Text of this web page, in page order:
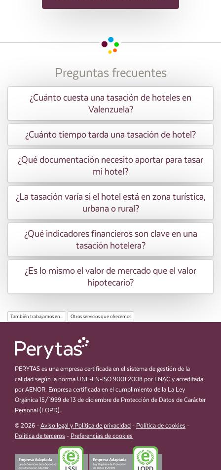
Preguntas frecuentes
¿Cuánto cuesta una tasación de hoteles en
Valenzuela?
¿Cuánto tiempo tarda una tasación de hotel?
¿Qué documentación necesito aportar para tasar
mi hotel?
¿La tasación varía si el hotel está en zona turística,
urbana o rural?
¿Qué indicadores financieros son clave en una
tasación hotelera?
¿Es lo mismo el valor de mercado que el valor
hipotecario?
También trabajamos en... Otros servicios que ofrecemos
PERYTAS es una empresa certificada en el sistema de gestión de la
calidad según la norma UNE-EN-ISO 9001:2008 por ENAC y acreditada
por AENOR. Empresa certificada en el cumplimiento de la La Ley
Orgánica 15/1999 de 13 de diciembre de Protección de Datos de Carácter
Personal (LOPD).
© 2026 - Aviso legal y Política de privacidad - Política de cookies -
Política de terceros - Preferencias de cookies